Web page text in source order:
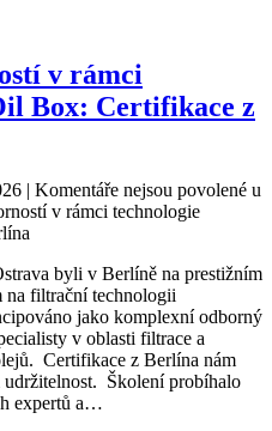
v rámci
Box: Certifikace z
| Komentáře nejsou povolené u
v rámci technologie
byli v Berlíně na prestižním
na filtrační technologii
jako komplexní odborný
v oblasti filtrace a
Certifikace z Berlína nám
Školení probíhalo
expertů a…